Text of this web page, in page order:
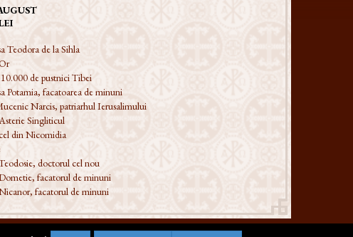
Teodora de la Sihla
de pustnici Tibei
Potamia, facatoarea de minuni
Narcis, patriarhul Ierusalimului
Singliticul
din Nicomidia
doctorul cel nou
facatorul de minuni
facatorul de minuni